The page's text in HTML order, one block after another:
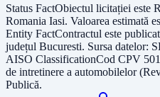
Status FactObiectul licitației este
Romania Iasi. Valoarea estimată
Entity FactContractul este
județul Bucuresti. Sursa datelor:
AISO ClassificationCod CPV
de intretinere a automobilelor
Publică.